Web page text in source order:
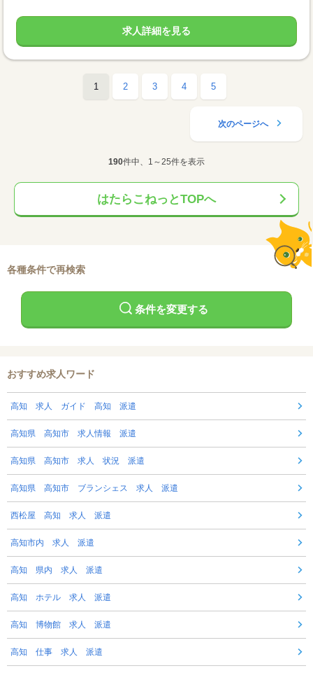
求人詳細を見る
1 2 3 4 5
次のページへ
190件中、1～25件を表示
はたらこねっとTOPへ
各種条件で再検索
条件を変更する
おすすめ求人ワード
高知 求人 ガイド 高知 派遣
高知県 高知市 求人情報 派遣
高知県 高知市 求人 状況 派遣
高知県 高知市 ブランシェス 求人 派遣
西松屋 高知 求人 派遣
高知市内 求人 派遣
高知 県内 求人 派遣
高知 ホテル 求人 派遣
高知 博物館 求人 派遣
高知 仕事 求人 派遣